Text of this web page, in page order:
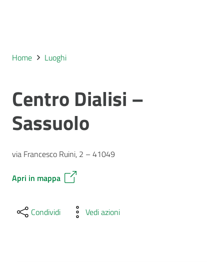
Home Luoghi
Centro Dialisi –
Sassuolo
via Francesco Ruini, 2 – 41049
Apri in mappa
Condividi Vedi azioni